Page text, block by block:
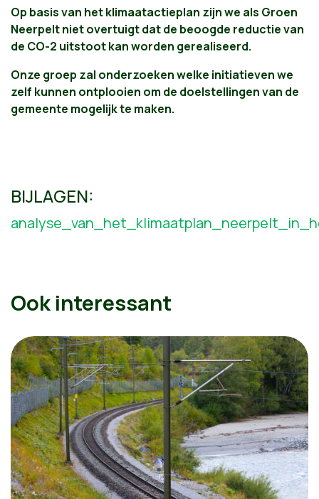
Op basis van het klimaatactieplan zijn we als Groen
Neerpelt niet overtuigt dat de beoogde reductie van
de CO-2 uitstoot kan worden gerealiseerd.
Onze groep zal onderzoeken welke initiatieven we
zelf kunnen ontplooien om de doelstellingen van de
gemeente mogelijk te maken.
BIJLAGEN:
Ook interessant